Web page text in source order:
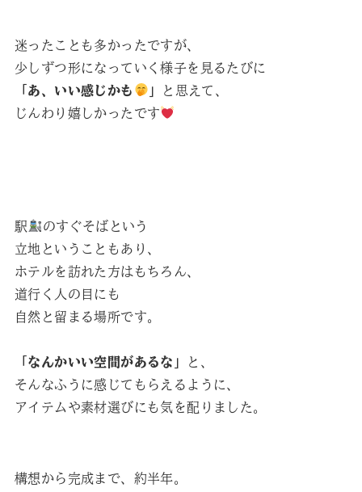
迷ったことも多かったですが、
少しずつ形になっていく様子を見るたびに
「あ、いい感じかも
」
と思えて、
じんわり嬉しかったです
駅
のすぐそばという
立地ということもあり、
ホテルを訪れた方はもちろん、
道行く人の目にも
自然と留まる場所です。
「なんかいい空間があるな」
と、
そんなふうに感じてもらえるように、
アイテムや素材選びにも気を配りました。
構想から完成まで、約半年。